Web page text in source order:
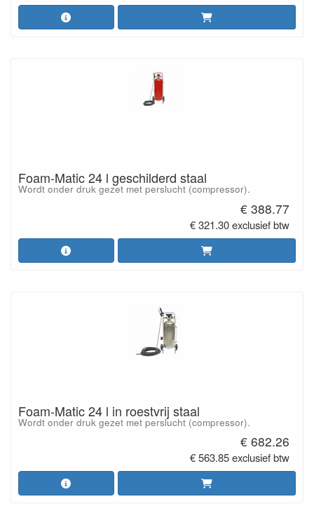
Foam-Matic 24 l geschilderd staal
Wordt onder druk gezet met perslucht (compressor).
€ 388.77
€ 321.30 exclusief btw
Foam-Matic 24 l in roestvrij staal
Wordt onder druk gezet met perslucht (compressor).
€ 682.26
€ 563.85 exclusief btw